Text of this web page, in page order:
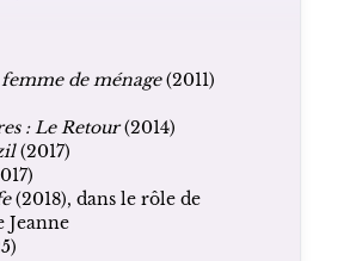
de ménage(2011)
: Le Retour(2014)
(2017)
(2018), dans le rôle de
Jeanne